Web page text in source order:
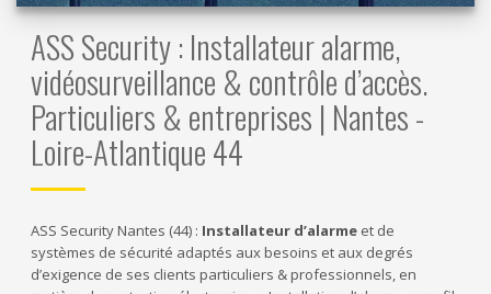
ASS Security : Installateur alarme,
vidéosurveillance & contrôle d’accès.
Particuliers & entreprises | Nantes -
Loire-Atlantique 44
ASS Security Nantes (44) : Installateur d’alarmeet de
systèmes de sécurité adaptés aux besoins et aux degrés
d’exigence de ses clients particuliers & professionnels, en